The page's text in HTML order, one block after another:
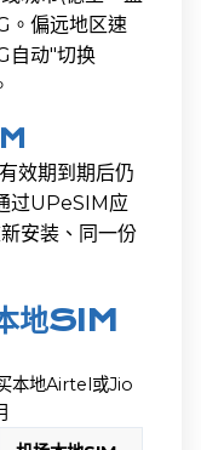
。偏远地区速
自动"切换
效期到期后仍
过UPeSIM应
安装、同一份
地SIM
本地Airtel或Jio